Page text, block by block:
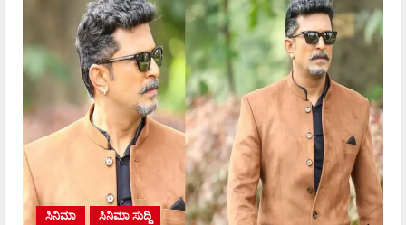
ಸಿನಿಮಾ ಸಿನಿಮಾ ಸುದ್ದಿ